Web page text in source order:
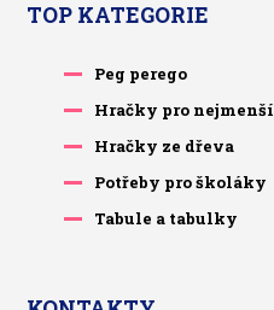
TOP KATEGORIE
Peg perego
Hračky pro nejmenší
Hračky ze dřeva
Potřeby pro školáky
Tabule a tabulky